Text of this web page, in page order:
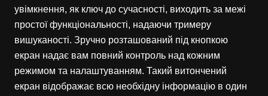
увімкнення, як ключ до сучасності, виходить за межі
простої функціональності, надаючи тримеру
вишуканості. Зручно розташований під кнопкою
екран надає вам повний контроль над кожним
режимом та налаштуванням. Такий витончений
екран відображає всю необхідну інформацію в один